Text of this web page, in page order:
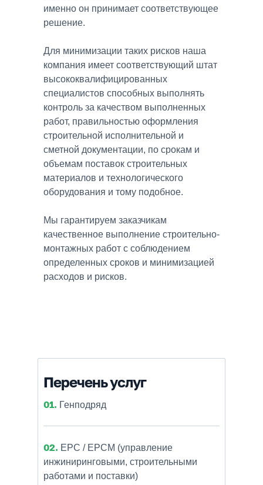
именно он принимает соответствующее
решение.
Для минимизации таких рисков наша
компания имеет соответствующий штат
высококвалифицированных
специалистов способных выполнять
контроль за качеством выполненных
работ, правильностью оформления
строительной исполнительной и
сметной документации, по срокам и
объемам поставок строительных
материалов и технологического
оборудования и тому подобное.
Мы гарантируем заказчикам
качественное выполнение строительно-
монтажных работ с соблюдением
определенных сроков и минимизацией
расходов и рисков.
01. Генподряд
Перечень услуг
02. EPC / EPCM (управление
инжиниринговыми, строительными
работами и поставки)